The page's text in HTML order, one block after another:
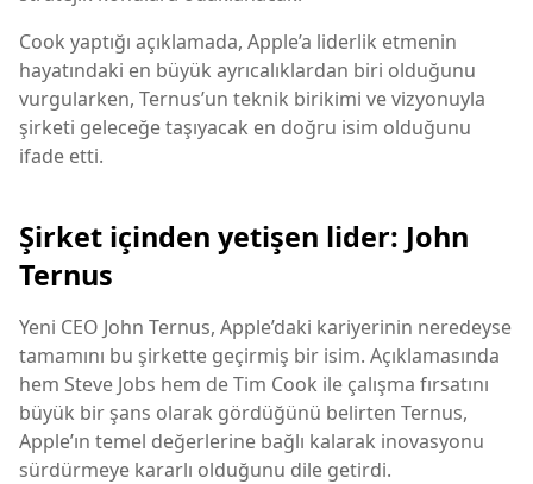
Cook yaptığı açıklamada, Apple’a liderlik etmenin
hayatındaki en büyük ayrıcalıklardan biri olduğunu
vurgularken, Ternus’un teknik birikimi ve vizyonuyla
şirketi geleceğe taşıyacak en doğru isim olduğunu
ifade etti.
Şirket içinden yetişen lider: John
Ternus
Yeni CEO John Ternus, Apple’daki kariyerinin neredeyse
tamamını bu şirkette geçirmiş bir isim. Açıklamasında
hem Steve Jobs hem de Tim Cook ile çalışma fırsatını
büyük bir şans olarak gördüğünü belirten Ternus,
Apple’ın temel değerlerine bağlı kalarak inovasyonu
sürdürmeye kararlı olduğunu dile getirdi.